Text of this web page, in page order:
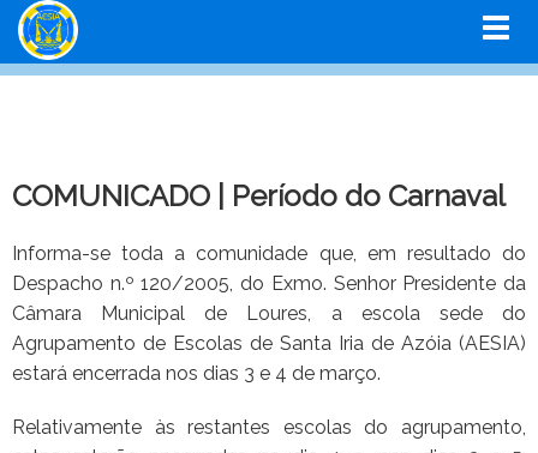
COMUNICADO | Período do Carnaval
Informa-se toda a comunidade que, em resultado do
Despacho n.º 120/2005, do Exmo. Senhor Presidente da
Câmara Municipal de Loures, a escola sede do
Agrupamento de Escolas de Santa Iria de Azóia (AESIA)
estará encerrada nos dias 3 e 4 de março.
Relativamente às restantes escolas do agrupamento,